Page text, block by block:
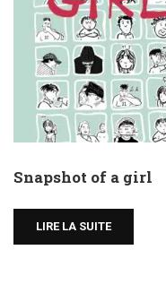
Snapshot of a girl
LIRE LA SUITE